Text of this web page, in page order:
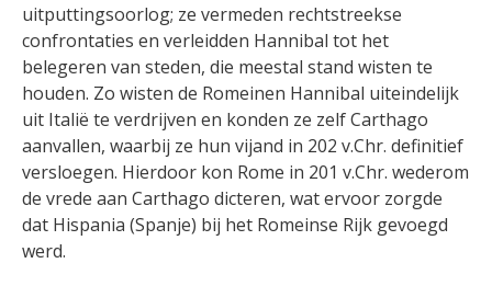
uitputtingsoorlog; ze vermeden rechtstreekse
confrontaties en verleidden Hannibal tot het
belegeren van steden, die meestal stand wisten te
houden. Zo wisten de Romeinen Hannibal uiteindelijk
uit Italië te verdrijven en konden ze zelf Carthago
aanvallen, waarbij ze hun vijand in 202 v.Chr. definitief
versloegen. Hierdoor kon Rome in 201 v.Chr. wederom
de vrede aan Carthago dicteren, wat ervoor zorgde
dat Hispania (Spanje) bij het Romeinse Rijk gevoegd
werd.